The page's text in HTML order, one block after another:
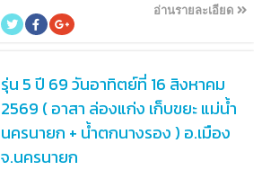
อ่านรายละเอียด
รุ่น 5 ปี 69 วันอาทิตย์ที่ 16 สิงหาคม
2569 ( อาสา ล่องแก่ง เก็บขยะ แม่น้ำ
นครนายก + น้ำตกนางรอง ) อ.เมือง
จ.นครนายก